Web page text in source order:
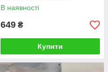
В наявності
649 ₴
Купити